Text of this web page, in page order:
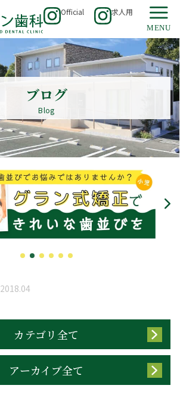
Official 求人用
ブログ
Blog
2018.04
カテゴリ全て
アーカイブ全て